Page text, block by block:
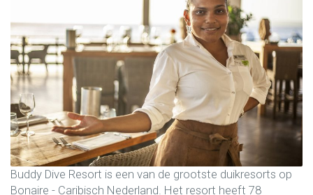
Buddy Dive Resort is een van de grootste duikresorts op
Bonaire - Caribisch Nederland. Het resort heeft 78